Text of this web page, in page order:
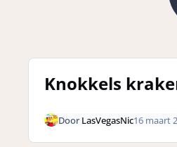
Knokkels
DoorLasVegasNic16 maart